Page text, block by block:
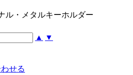
ル・メタルキーホルダー
▲ ▼
せる